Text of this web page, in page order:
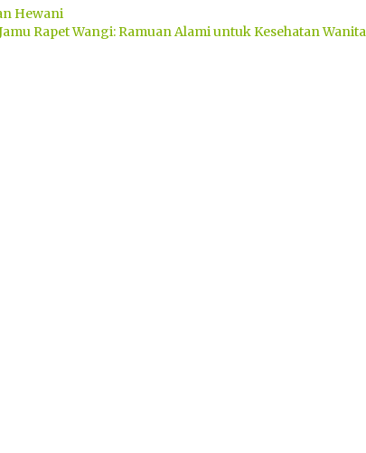
Hewani
Rapet Wangi: Ramuan Alami untuk Kesehatan Wanita